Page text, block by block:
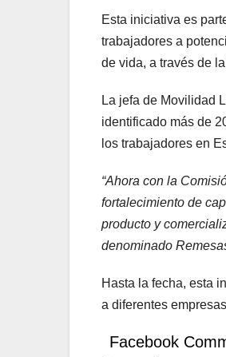
Esta iniciativa es
trabajadores a
de vida, a través de
La jefa de Movilidad
identificado más de
los trabajadores en
“Ahora con la
fortalecimiento de
producto y
denominado
Hasta la fecha, esta
a diferentes
Facebook